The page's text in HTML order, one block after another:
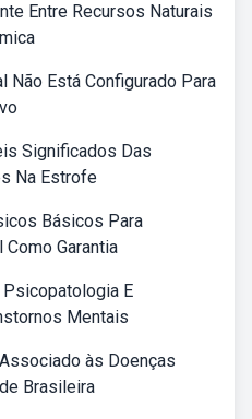
Entre Recursos Naturais
Não Está Configurado Para
Significados Das
Na Estrofe
Básicos Para
Garantia
E
Mentais
às Doenças
Brasileira